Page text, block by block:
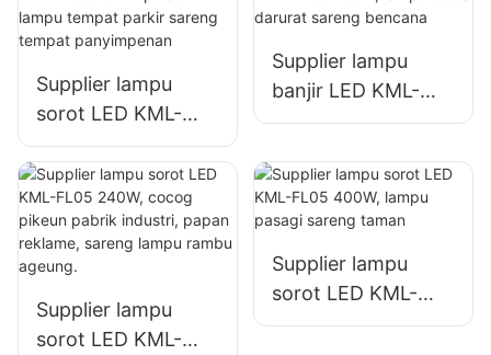
sareng lampu
Supplier lampu
sorot LED KML-
FL05 150W pikeun
lampu tempat
parkir sareng
tempat
panyimpenan
Supplier lampu
banjir LED KML-
FL05 200W, lampu
sareng bencana
Supplier lampu
sorot LED KML-
Supplier lampu
sorot LED KML-
FL05 400W, lampu